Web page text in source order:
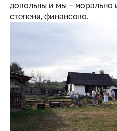
довольны и мы – морально
степени, финансово.